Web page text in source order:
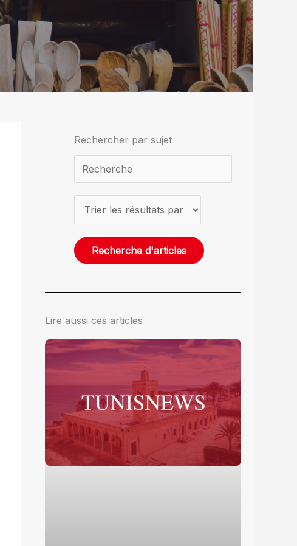
Rechercher par sujet
Lire aussi ces articles